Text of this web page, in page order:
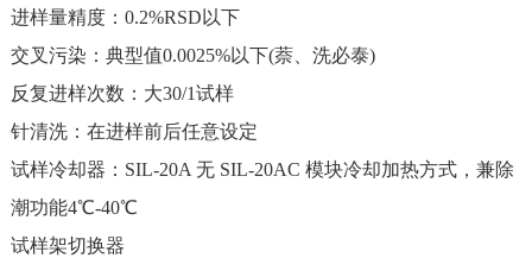
进样量精度：0.2%RSD以下
交叉污染：典型值0.0025%以下(萘、洗必泰)
反复进样次数：大30/1试样
针清洗：在进样前后任意设定
试样冷却器：SIL-20A 无 SIL-20AC 模块冷却加热方式，兼除
潮功能4℃-40℃
试样架切换器